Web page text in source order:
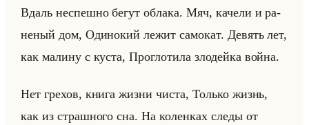
Вдаль неспеш­но бегут об­ла­ка. Мяч, ка­че­ли и ра­
не­ный дом, Оди­но­кий лежит са­мо­кат. Де­вять лет,
как ма­ли­ну с куста, Про­гло­ти­ла зло­дейка война.
Нет гре­хов, книга жизни чиста, Только жизнь,
как из страш­но­го сна. На ко­лен­ках следы от